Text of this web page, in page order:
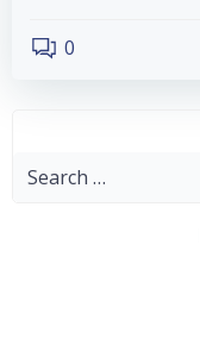
0
Search